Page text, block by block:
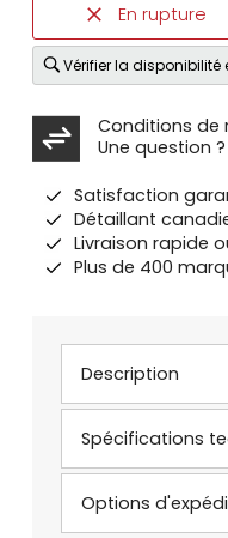
En rupture
Vérifier la
Conditions de
Une question ?
Satisfaction
Détaillant
Livraison rapide
Plus de 400
Description
Spécifications
Options